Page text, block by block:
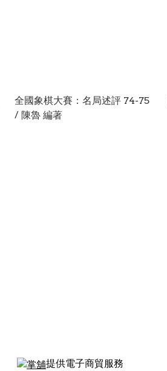
全國象棋大賽：名局述評 74-75
/ 陳魯 編著
提供電子商貿服務